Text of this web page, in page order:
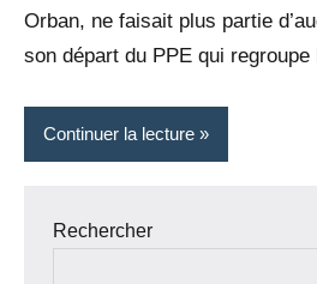
Orban, ne faisait plus partie
son départ du PPE qui
Continuer la lecture
Rechercher